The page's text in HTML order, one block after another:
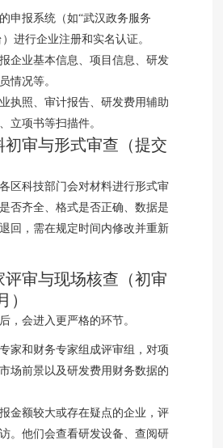
申报系统（如“武汉政务服务
进行企业注册和实名认证。
企业基本信息、项目信息、研发
情况等。
执照、审计报告、研发费用辅助
立项书等扫描件。
初审与形式审查（提交
区科技部门会对材料进行形式审
否齐全、格式是否正确、数据是
回，需在规定时间内修改并重新
评审与现场核查（初审
）
，会进入更严格的环节。
家和财务专家组成评审组，对项
场前景以及研发费用财务数据的
金额较大或存在疑点的企业，评
。他们会查看研发设备、查阅研